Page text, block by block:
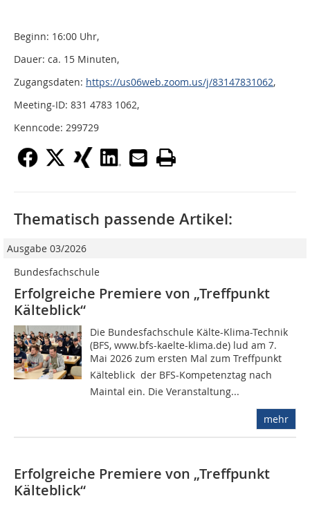
Beginn: 16:00 Uhr,
Dauer: ca. 15 Minuten,
Zugangsdaten: https://us06web.zoom.us/j/83147831062,
Meeting-ID: 831 4783 1062,
Kenncode: 299729
Thematisch passende Artikel:
Ausgabe 03/2026
Bundesfachschule
Erfolgreiche Premiere von „Treffpunkt
Kälteblick“
Die Bundesfachschule Kälte-Klima-Technik
(BFS, www.bfs-kaelte-klima.de) lud am 7.
Mai 2026 zum ersten Mal zum Treffpunkt
Kälteblick  der BFS-Kompetenztag nach
Maintal ein. Die Veranstaltung...
mehr
Erfolgreiche Premiere von „Treffpunkt
Kälteblick“